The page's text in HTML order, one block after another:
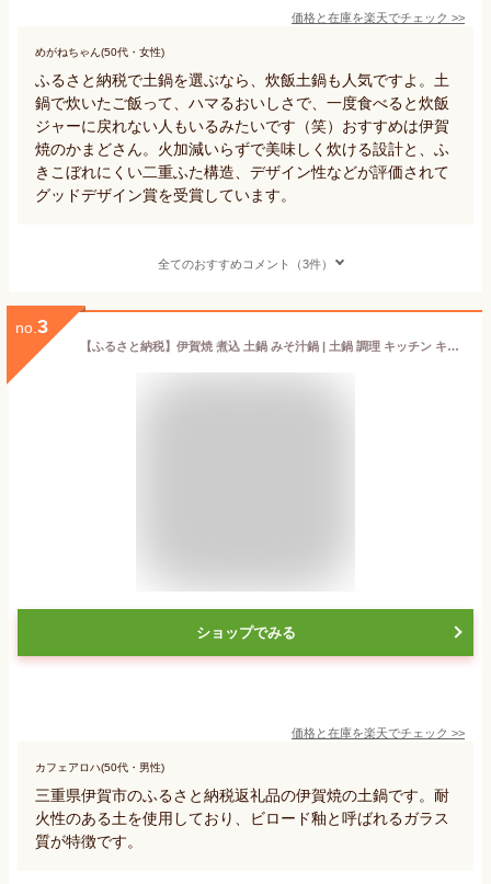
価格と在庫を楽天でチェック >>
めがねちゃん(50代・女性)
ふるさと納税で土鍋を選ぶなら、炊飯土鍋も人気ですよ。土
鍋で炊いたご飯って、ハマるおいしさで、一度食べると炊飯
ジャーに戻れない人もいるみたいです（笑）おすすめは伊賀
焼のかまどさん。火加減いらずで美味しく炊ける設計と、ふ
きこぼれにくい二重ふた構造、デザイン性などが評価されて
グッドデザイン賞を受賞しています。
全てのおすすめコメント（3件）
no. 3
【ふるさと納税】伊賀焼 煮込 土鍋 みそ汁鍋 | 土鍋 調理 キッチン キッチン用品 食器 調理器具 日用品 レシピ付 送料無料 楽天ふるさと 納税 返礼品 取り寄せ お取り寄せ 三重県 伊賀市 三重 伊賀
ショップでみる
価格と在庫を楽天でチェック >>
カフェアロハ(50代・男性)
三重県伊賀市のふるさと納税返礼品の伊賀焼の土鍋です。耐
火性のある土を使用しており、ビロード釉と呼ばれるガラス
質が特徴です。